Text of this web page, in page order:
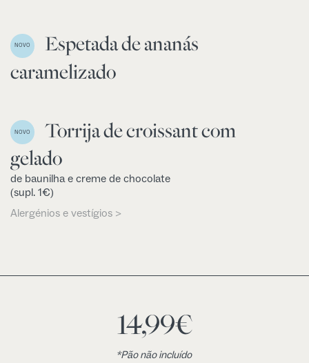
NOVO
Espetada de ananás
caramelizado
NOVO
Torrija de croissant com
gelado
de baunilha e creme de chocolate
(supl. 1€)
Alergénios e vestígios >
14,99€
*Pão não incluído